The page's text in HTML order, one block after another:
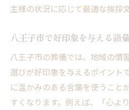
主様の状況に応じて最適な挨拶
八王子市で好印象を与える語
八王子市の葬儀では、地域の慣
選びが好印象を与えるポイント
に温かみのある言葉を使うこと
すくなります。例えば、「心よ